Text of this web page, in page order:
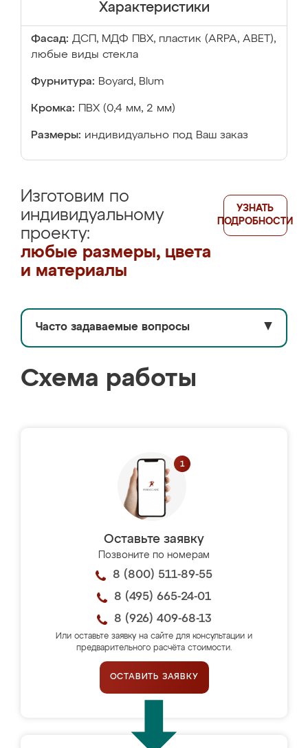
Характеристики
Фасад: ДСП, МДФ ПВХ, пластик (ARPA, ABET),
любые виды стекла
Фурнитура: Boyard, Blum
Кромка: ПВХ (0,4 мм, 2 мм)
Размеры: индивидуально под Ваш заказ
Изготовим по
индивидуальному
проекту:
любые размеры, цвета
и материалы
УЗНАТЬ
ПОДРОБНОСТИ
Часто задаваемые вопросы ▼
Схема работы
Оставьте заявку
Позвоните по номерам
8 (800) 511-89-55
8 (495) 665-24-01
8 (926) 409-68-13
Или оставьте заявку на сайте для консультации и
предварительного расчёта стоимости.
ОСТАВИТЬ ЗАЯВКУ